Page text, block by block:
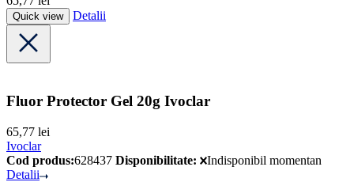
Quick view Detalii
Fluor Protector Gel 20g Ivoclar
65,77 lei
Ivoclar
Cod produs:628437 Disponibilitate:
Indisponibil momentan
Detalii